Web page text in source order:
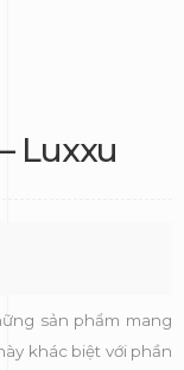
Luxxu
sản phẩm mang
khác biệt với phần